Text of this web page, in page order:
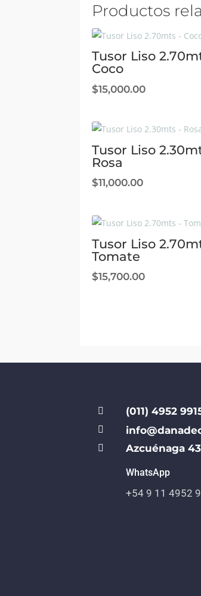
Productos
Tusor Liso
Coco
$15,000.00
Tusor Liso
Rosa
$11,000.00
Tusor Liso
Tomate
$15,700.00
 (011) 4952

 Azcuénaga
WhatsApp
+54 9 11 4952